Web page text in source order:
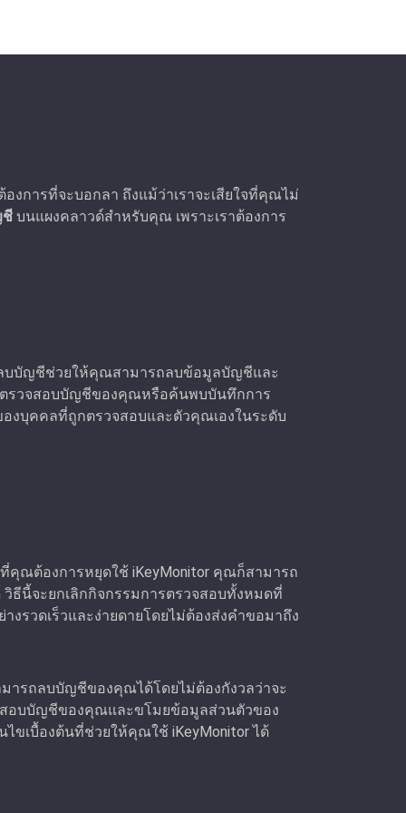
งการที่จะบอกลา ถึงแม้ว่าเราจะเสียใจที่คุณไม่
ชี บนแผงคลาวด์สำหรับคุณ เพราะเราต้องการ
บบัญชีช่วยให้คุณสามารถลบข้อมูลบัญชีและ
ตรวจสอบบัญชีของคุณหรือค้นพบบันทึกการ
งบุคคลที่ถูกตรวจสอบและตัวคุณเองในระดับ
คุณต้องการหยุดใช้ iKeyMonitor คุณก็สามารถ
นี้จะยกเลิกกิจกรรมการตรวจสอบทั้งหมดที่
งรวดเร็วและง่ายดายโดยไม่ต้องส่งคําขอมาถึง
ารถลบบัญชีของคุณได้โดยไม่ต้องกังวลว่าจะ
สอบบัญชีของคุณและขโมยข้อมูลส่วนตัวของ
ขเบื้องต้นที่ช่วยให้คุณใช้ iKeyMonitor ได้